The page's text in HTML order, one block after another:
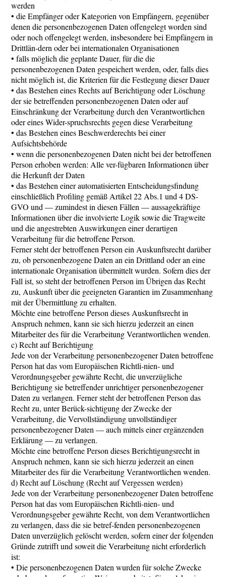
werden
• die Empfänger oder Kategorien von Empfängern, gegenüber
denen die personenbezogenen Daten offengelegt worden sind
oder noch offengelegt werden, insbesondere bei Empfängern in
Drittlän-dern oder bei internationalen Organisationen
• falls möglich die geplante Dauer, für die die
personenbezogenen Daten gespeichert werden, oder, falls dies
nicht möglich ist, die Kriterien für die Festlegung dieser Dauer
• das Bestehen eines Rechts auf Berichtigung oder Löschung
der sie betreffenden personenbezogenen Daten oder auf
Einschränkung der Verarbeitung durch den Verantwortlichen
oder eines Wider-spruchsrechts gegen diese Verarbeitung
• das Bestehen eines Beschwerderechts bei einer
Aufsichtsbehörde
• wenn die personenbezogenen Daten nicht bei der betroffenen
Person erhoben werden: Alle ver-fügbaren Informationen über
die Herkunft der Daten
• das Bestehen einer automatisierten Entscheidungsfindung
einschließlich Profiling gemäß Artikel 22 Abs.1 und 4 DS-
GVO und — zumindest in diesen Fällen — aussagekräftige
Informationen über die involvierte Logik sowie die Tragweite
und die angestrebten Auswirkungen einer derartigen
Verarbeitung für die betroffene Person.
Ferner steht der betroffenen Person ein Auskunftsrecht darüber
zu, ob personenbezogene Daten an ein Drittland oder an eine
internationale Organisation übermittelt wurden. Sofern dies der
Fall ist, so steht der betroffenen Person im Übrigen das Recht
zu, Auskunft über die geeigneten Garantien im Zusammenhang
mit der Übermittlung zu erhalten.
Möchte eine betroffene Person dieses Auskunftsrecht in
Anspruch nehmen, kann sie sich hierzu jederzeit an einen
Mitarbeiter des für die Verarbeitung Verantwortlichen wenden.
c) Recht auf Berichtigung
Jede von der Verarbeitung personenbezogener Daten betroffene
Person hat das vom Europäischen Richtli-nien- und
Verordnungsgeber gewährte Recht, die unverzügliche
Berichtigung sie betreffender unrichtiger personenbezogener
Daten zu verlangen. Ferner steht der betroffenen Person das
Recht zu, unter Berück-sichtigung der Zwecke der
Verarbeitung, die Vervollständigung unvollständiger
personenbezogener Daten — auch mittels einer ergänzenden
Erklärung — zu verlangen.
Möchte eine betroffene Person dieses Berichtigungsrecht in
Anspruch nehmen, kann sie sich hierzu jederzeit an einen
Mitarbeiter des für die Verarbeitung Verantwortlichen wenden.
d) Recht auf Löschung (Recht auf Vergessen werden)
Jede von der Verarbeitung personenbezogener Daten betroffene
Person hat das vom Europäischen Richtli-nien- und
Verordnungsgeber gewährte Recht, von dem Verantwortlichen
zu verlangen, dass die sie betref-fenden personenbezogenen
Daten unverzüglich gelöscht werden, sofern einer der folgenden
Gründe zutrifft und soweit die Verarbeitung nicht erforderlich
ist:
• Die personenbezogenen Daten wurden für solche Zwecke